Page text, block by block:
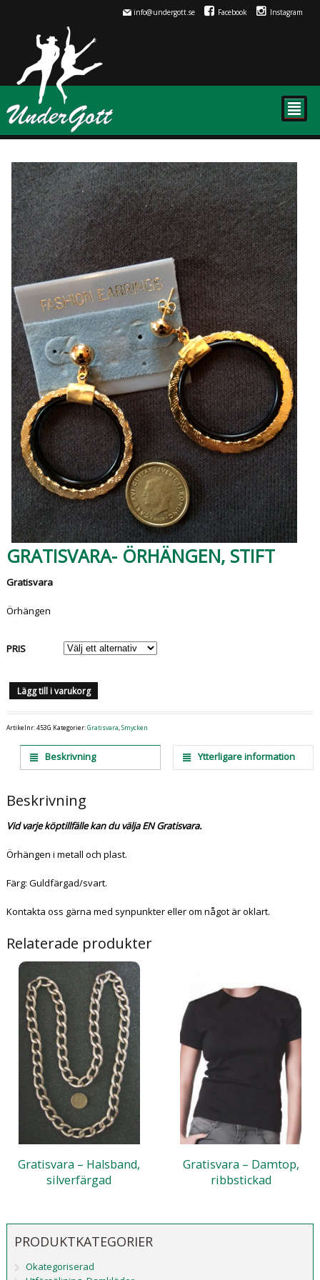
info@undergott.se Facebook Instagram
²
GRATISVARA- ÖRHÄNGEN, STIFT
Gratisvara
Örhängen
PRIS
Lägg till i varukorg
Artikelnr:453G Kategorier:Gratisvara,Smycken
Beskrivning Ytterligare information
Beskrivning
Vid varje köptillfälle kan du välja EN Gratisvara.
Örhängen i metall och plast.
Färg: Guldfärgad/svart.
Kontakta oss gärna med synpunkter eller om något är oklart.
Relaterade produkter
Gratisvara – Halsband,
silverfärgad
Gratisvara – Damtop,
ribbstickad
PRODUKTKATEGORIER
Okategoriserad